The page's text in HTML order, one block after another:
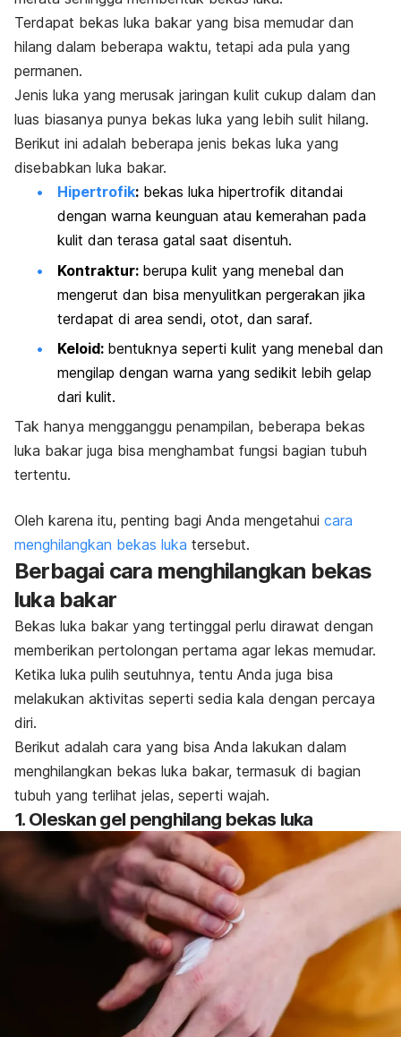
Terdapat bekas luka bakar yang bisa memudar dan
hilang dalam beberapa waktu, tetapi ada pula yang
permanen.
Jenis luka yang merusak jaringan kulit cukup dalam dan
luas biasanya punya bekas luka yang lebih sulit hilang.
Berikut ini adalah beberapa jenis bekas luka yang
disebabkan luka bakar.
Hipertrofik: bekas luka hipertrofik ditandai
dengan warna keunguan atau kemerahan pada
kulit dan terasa gatal saat disentuh.
Kontraktur: berupa kulit yang menebal dan
mengerut dan bisa menyulitkan pergerakan jika
terdapat di area sendi, otot, dan saraf.
Keloid: bentuknya seperti kulit yang menebal dan
mengilap dengan warna yang sedikit lebih gelap
dari kulit.
Tak hanya mengganggu penampilan, beberapa bekas
luka bakar juga bisa menghambat fungsi bagian tubuh
tertentu.
Oleh karena itu, penting bagi Anda mengetahui cara
menghilangkan bekas luka tersebut.
Berbagai cara menghilangkan bekas
luka bakar
Bekas luka bakar yang tertinggal perlu dirawat dengan
memberikan pertolongan pertama agar lekas memudar.
Ketika luka pulih seutuhnya, tentu Anda juga bisa
melakukan aktivitas seperti sedia kala dengan percaya
diri.
Berikut adalah cara yang bisa Anda lakukan dalam
menghilangkan bekas luka bakar, termasuk di bagian
tubuh yang terlihat jelas, seperti wajah.
1. Oleskan gel penghilang bekas luka